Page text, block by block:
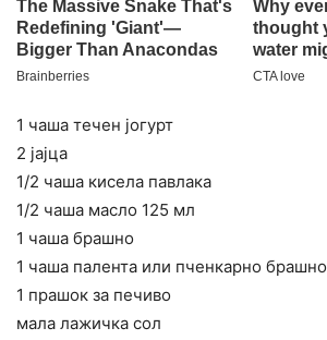
1 чаша течен јогурт
2 јајца
1/2 чаша кисела павлака
1/2 чаша масло 125 мл
1 чаша брашно
1 чаша палента или пченкарно брашно
1 прашок за печиво
мала лажичка сол